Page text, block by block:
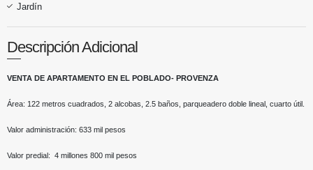
Jardín
Descripción Adicional
VENTA DE APARTAMENTO EN EL POBLADO- PROVENZA
Área: 122 metros cuadrados, 2 alcobas, 2.5 baños, parqueadero doble lineal, cuarto útil.
Valor administración: 633 mil pesos
Valor predial: 4 millones 800 mil pesos